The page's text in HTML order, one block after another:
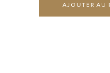
AJOUTER AU